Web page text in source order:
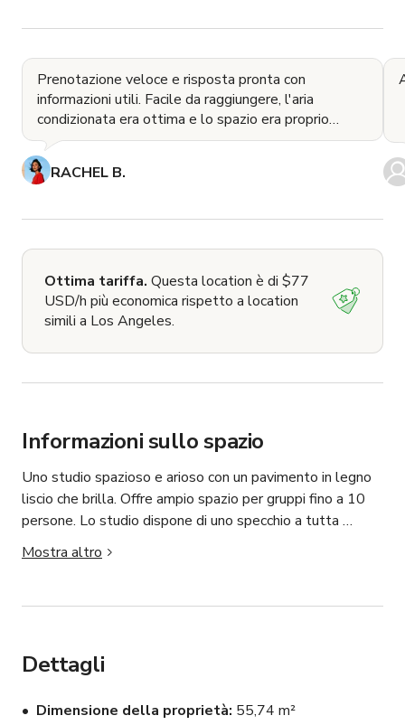
Prenotazione veloce e risposta pronta con
informazioni utili. Facile da raggiungere, l'aria
condizionata era ottima e lo spazio era proprio
quello di
RACHEL B.
Ottima tariffa. Questa location è di $77
USD/h più economica rispetto a location
simili a Los Angeles.
Informazioni sullo spazio
Uno studio spazioso e arioso con un pavimento in legno
liscio che brilla. Offre ampio spazio per gruppi fino a 10
persone. Lo studio dispone di uno specchio a tutta
parete e di un elegante mix di pareti in mattoni e travi
rustiche in legno sopra. Lo spazio è illuminato da una
Mostra altro
Dettagli
Dimensione della proprietà 55,74 m²